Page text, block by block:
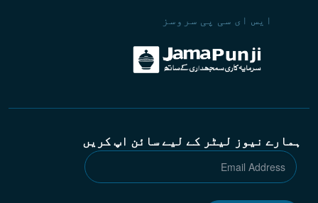
ایس ای سی پی سروسز
ہمارے نیوز لیٹر کے لیے سائن اپ کریں